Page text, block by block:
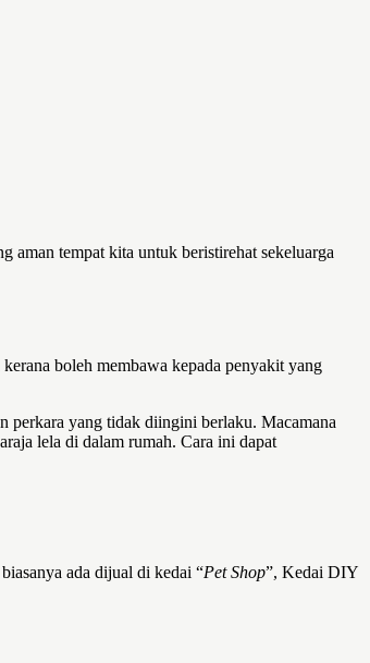
aman tempat kita untuk beristirehat sekeluarga
boleh membawa kepada penyakit yang
perkara yang tidak diingini berlaku. Macamana
lela di dalam rumah. Cara ini dapat
ada dijual di kedai “Pet Shop”, Kedai DIY